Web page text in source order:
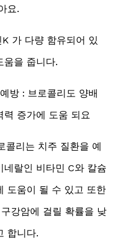
요.
가 다량 함유되어 있
움을 줍니다.
방 : 브로콜리도 양배
력 증가에 도움 되요
리는 치주 질환을 예
랄인 비타민 C와 칼슘
도움이 될 수 있고 또한
강암에 걸릴 확률을 낮
합니다.